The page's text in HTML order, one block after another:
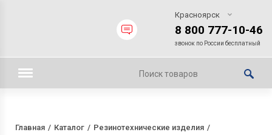
Красноярск
8 800 777-10-46
звонок по России бесплатный
Главная Каталог
Резинотехнические изделия